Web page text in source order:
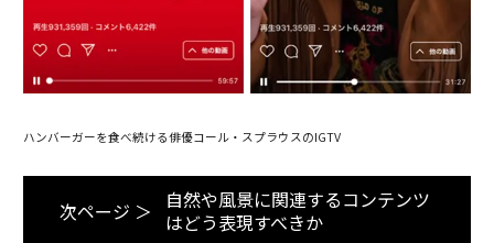
ハンバーガーを食べ続ける俳優コール・スプラウスのIGTV
次ページ ＞
自然や風景に関連するコンテンツ
はどう表現すべきか